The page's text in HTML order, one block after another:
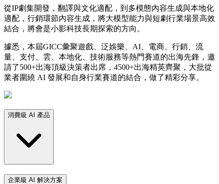
從IP劇集開發，翻譯與文化適配，到多模態內容生成與本地化
適配，行銷環節內容生成，將大模型能力與短劇行業場景高效
結合，將會是小影科技長期探索的方向。
據悉，本屆GICC彙聚遊戲、泛娛樂、AI、電商、行銷、流
量、支付、雲、本地化、技術服務等熱門賽道的出海先鋒，邀
請了500+出海頂級決策者出席，4500+出海精英齊聚，大批從
業者圍繞 AI 發展和自身行業賽道的結合，做了精彩分享。
消費級 AI 產品
企業級 AI 解決方案